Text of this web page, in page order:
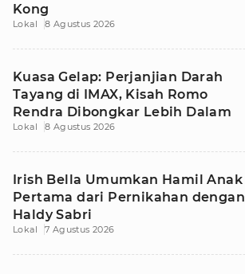
Kong
Lokal 8 Agustus 2026
Kuasa Gelap: Perjanjian Darah
Tayang di IMAX, Kisah Romo
Rendra Dibongkar Lebih Dalam
Lokal 8 Agustus 2026
Irish Bella Umumkan Hamil Anak
Pertama dari Pernikahan dengan
Haldy Sabri
Lokal 7 Agustus 2026